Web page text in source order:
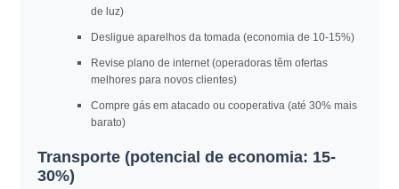
de luz)
Desligue aparelhos da tomada (economia de 10-15%)
Revise plano de internet (operadoras têm ofertas
melhores para novos clientes)
Compre gás em atacado ou cooperativa (até 30% mais
barato)
Transporte (potencial de economia: 15-
30%)